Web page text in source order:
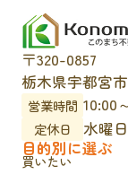
〒320-0857
栃木県宇都宮
営業時間 10:00
定休日
水曜日
目的別に選ぶ
買いたい